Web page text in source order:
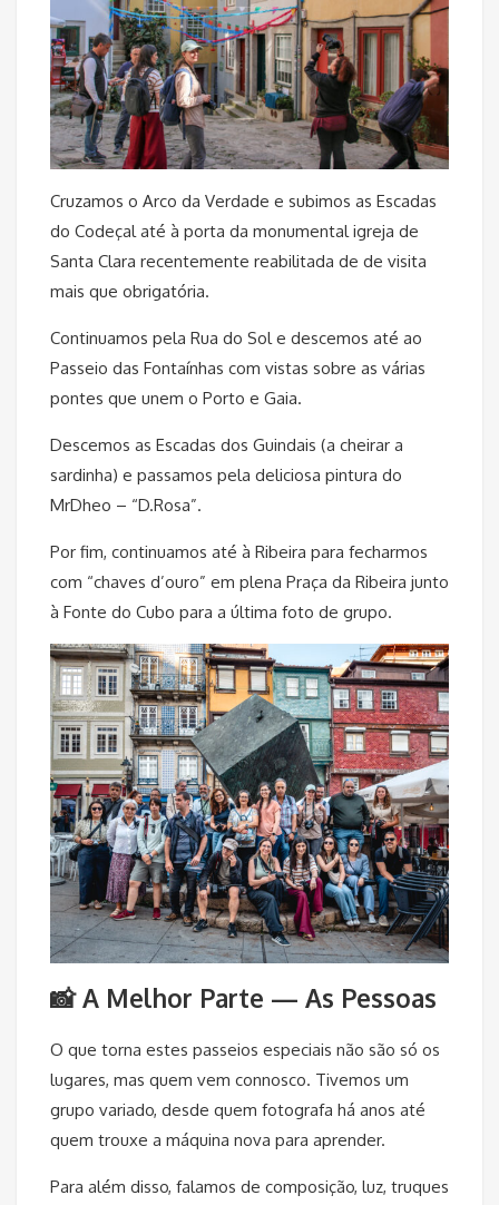
Cruzamos o Arco da Verdade e subimos as Escadas
do Codeçal até à porta da monumental igreja de
Santa Clara recentemente reabilitada de de visita
mais que obrigatória.
Continuamos pela Rua do Sol e descemos até ao
Passeio das Fontaínhas com vistas sobre as várias
pontes que unem o Porto e Gaia.
Descemos as Escadas dos Guindais (a cheirar a
sardinha) e passamos pela deliciosa pintura do
MrDheo – “D.Rosa”.
Por fim, continuamos até à Ribeira para fecharmos
com “chaves d’ouro” em plena Praça da Ribeira junto
à Fonte do Cubo para a última foto de grupo.
📸 A Melhor Parte — As Pessoas
O que torna estes passeios especiais não são só os
lugares, mas quem vem connosco. Tivemos um
grupo variado, desde quem fotografa há anos até
quem trouxe a máquina nova para aprender.
Para além disso, falamos de composição, luz, truques